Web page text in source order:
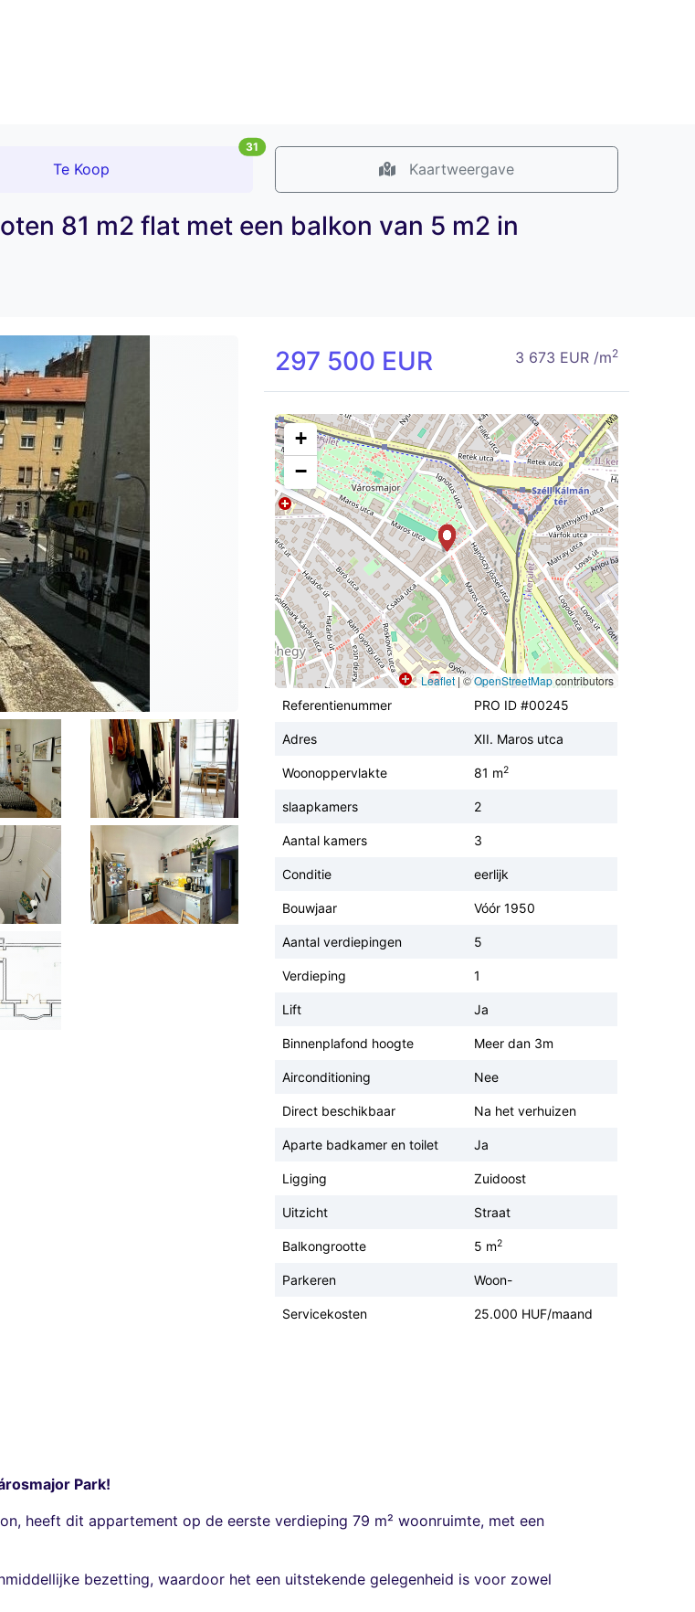
Te Koop
31
Kaartweergave
81 m2 flat met een balkon van 5 m2 in
297 500 EUR 3 673 EUR /m2
+
−
Leaflet |©OpenStreetMapcontributors
Referentienummer
PRO ID #00245
Adres XII. Maros utca
Woonoppervlakte 81 m2
slaapkamers 2
Aantal kamers 3
Conditie eerlijk
Bouwjaar Vóór 1950
Aantal verdiepingen 5
Verdieping 1
Lift Ja
Binnenplafond hoogte Meer dan 3m
Airconditioning Nee
Direct beschikbaar Na het verhuizen
Aparte badkamer en toilet Ja
Ligging Zuidoost
Uitzicht Straat
Balkongrootte 5 m2
Parkeren Woon-
Servicekosten 25.000 HUF/maand
Park!
heeft dit appartement op de eerste verdieping 79 m² woonruimte, met een
bezetting, waardoor het een uitstekende gelegenheid is voor zowel